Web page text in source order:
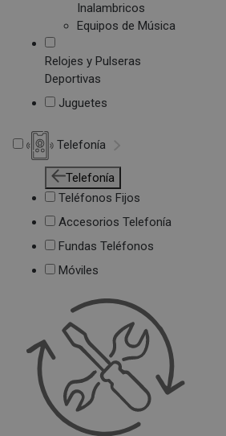
Inalambricos
Equipos de Música
Relojes y Pulseras
Deportivas
Juguetes
Telefonía
Telefonía
Teléfonos Fijos
Accesorios Telefonía
Fundas Teléfonos
Móviles